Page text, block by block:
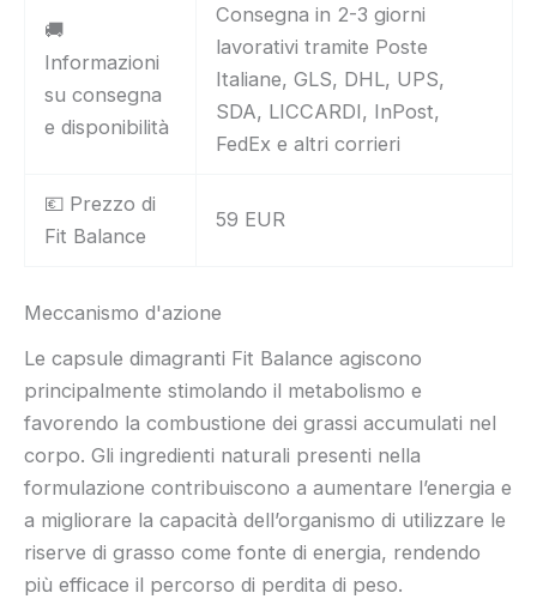
🚚
Informazioni
su consegna
e disponibilità
Consegna in 2-3 giorni
lavorativi tramite Poste
Italiane, GLS, DHL, UPS,
SDA, LICCARDI, InPost,
FedEx e altri corrieri
💶 Prezzo di
Fit Balance
59 EUR
Meccanismo d'azione
Le capsule dimagranti Fit Balance agiscono
principalmente stimolando il metabolismo e
favorendo la combustione dei grassi accumulati nel
corpo. Gli ingredienti naturali presenti nella
formulazione contribuiscono a aumentare l’energia e
a migliorare la capacità dell’organismo di utilizzare le
riserve di grasso come fonte di energia, rendendo
più efficace il percorso di perdita di peso.